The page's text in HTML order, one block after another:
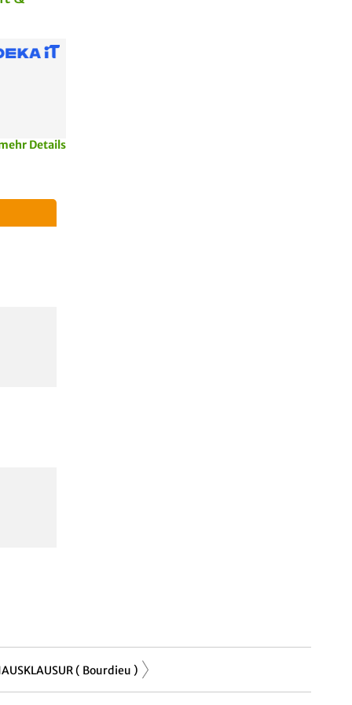
Details
( Bourdieu )